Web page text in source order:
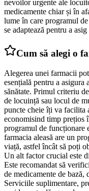
nevoilor urgente ale
medicamente chiar și în
lume în care programul
se adaptează pentru a asig
Cum să alegi o
Alegerea unei farmacii
esențială pentru a asigura
sănătate. Primul criteriu
de locuință sau locul de
puncte cheie îți va facilita
economisind timp prețios
programul de funcționare
farmacia aleasă are un
viață, astfel încât să poți
Un alt factor crucial este
Este recomandat să
de medicamente de
Serviciile suplimentare,